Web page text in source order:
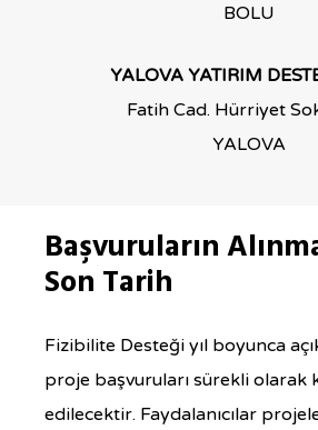
BOLU
YALOVA YATIRIM
Fatih Cad. Hürriyet
YALOVA
Başvuruların
Son Tarih
Fizibilite Desteği yıl boyunca
proje başvuruları sürekli olarak
edilecektir. Faydalanıcılar